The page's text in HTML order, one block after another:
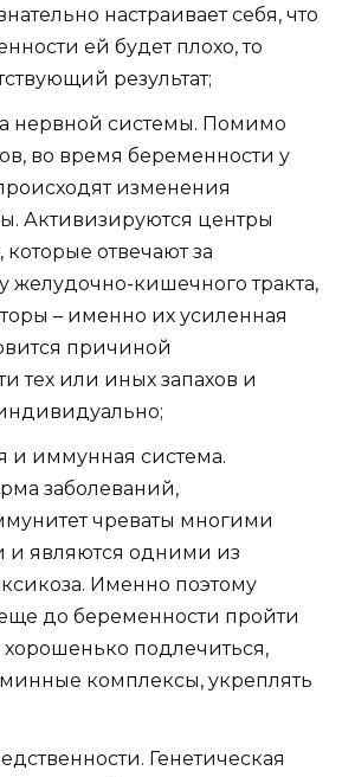
настраивает себя, что
ей будет плохо, то
результат;
нервной системы. Помимо
во время беременности у
изменения
Активизируются центры
которые отвечают за
желудочно-кишечного тракта,
– именно их усиленная
причиной
тех или иных запахов и
индивидуально;
и иммунная система.
заболеваний,
чреваты многими
и являются одними из
Именно поэтому
до беременности пройти
подлечиться,
комплексы, укреплять
Генетическая